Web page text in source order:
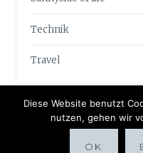
Technik
Travel
Diese Website benutzt
nutzen, gehen wir
OK